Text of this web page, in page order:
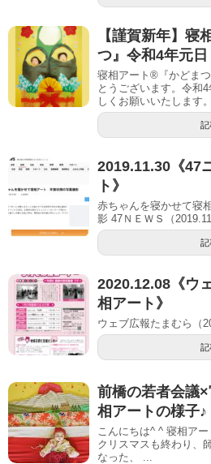
【謹賀新年】寝
つ』令和4年元日
寝相アート®『かどま
とうございます。令和
しくお願いいたします
記
2019.11.30《47
ト》
赤ちゃんを寝かせて寝
影 47ＮＥＷＳ（
記
2020.12.08《ウ
相アート》
ウェブ広報たまむら（
記
前橋の若者会議
相アートの様子♪
こんにちは^ ^ 寝相ア
クリスマスも終わり、
なった、 ...